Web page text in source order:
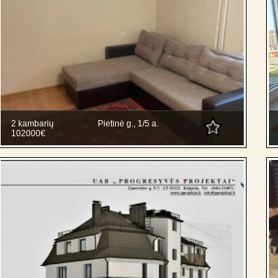
2 kambarių
Pietinė g., 1/5 a.
102000€